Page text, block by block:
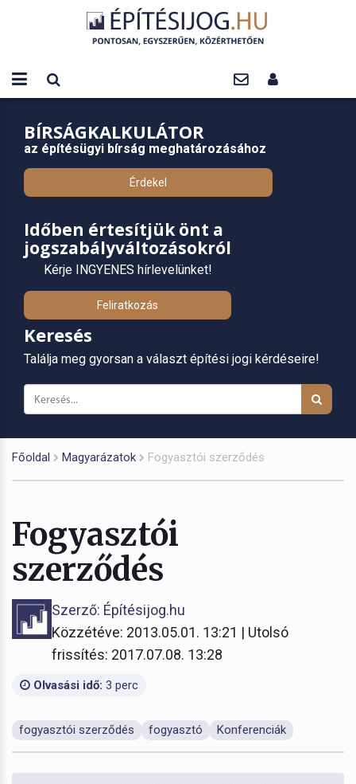
BÍRSÁGKALKULÁTOR
az építésügyi bírság meghatározásához
Érdekel
Időben értesítjük önt a
jogszabályváltozásokról
Kérje INGYENES hírlevelünket!
Feliratkozás
Keresés
Találja meg gyorsan a választ építési jogi kérdéseire!
Főoldal Magyarázatok Fogyasztói szerződés
Fogyasztói
szerződés
Szerző: Építésijog.hu
Közzétéve: 2013.05.01. 13:21 | Utolsó
frissítés: 2017.07.08. 13:28
Olvasási idő: 3 perc
fogyasztói szerződés fogyasztó Konferenciák